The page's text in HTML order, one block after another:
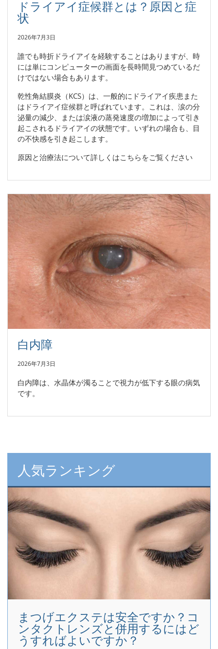
ドライアイ症候群とは？原因と症
状
2026年7月3日
誰でも時折ドライアイを経験することはありますが、時
には単にコンピューターの画面を長時間見つめているだ
けではない場合もあります。
乾性角結膜炎（KCS）は、一般的にドライアイ疾患また
はドライアイ症候群と呼ばれています。これは、涙の分
泌量の減少、または涙液の蒸発速度の増加によって引き
起こされるドライアイの状態です。いずれの場合も、目
の不快感を引き起こします。
原因と治療法について詳しくはこちらをご覧ください
白内障
2026年7月3日
白内障は、水晶体が濁ることで視力が低下する眼の病気
です。
人気ランキング
まつげエクステは安全ですか？コ
ンタクトレンズと併用するにはど
うすればよいですか？